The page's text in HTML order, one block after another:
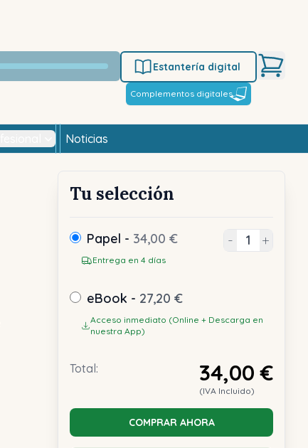
Estantería digital
Complementos digitales
Noticias
Tu selección
Papel - 34,00 €
Entrega en 4 días
- +
eBook - 27,20 €
Acceso inmediato (Online + Descarga en
nuestra App)
Total: 34,00 €
(IVA Incluido)
COMPRAR AHORA